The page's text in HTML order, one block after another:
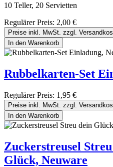
10 Teller, 20 Servietten
Regulärer Preis: 2,00 €
Preise inkl. MwSt. zzgl.
In den Warenkorb
Rubbelkarten-Set
Regulärer Preis: 1,95 €
Preise inkl. MwSt. zzgl.
In den Warenkorb
Zuckerstreusel
Glück, Neuware